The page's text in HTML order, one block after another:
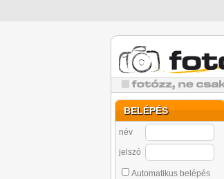
BELÉPÉS
név
jelszó
Automatikus belépés